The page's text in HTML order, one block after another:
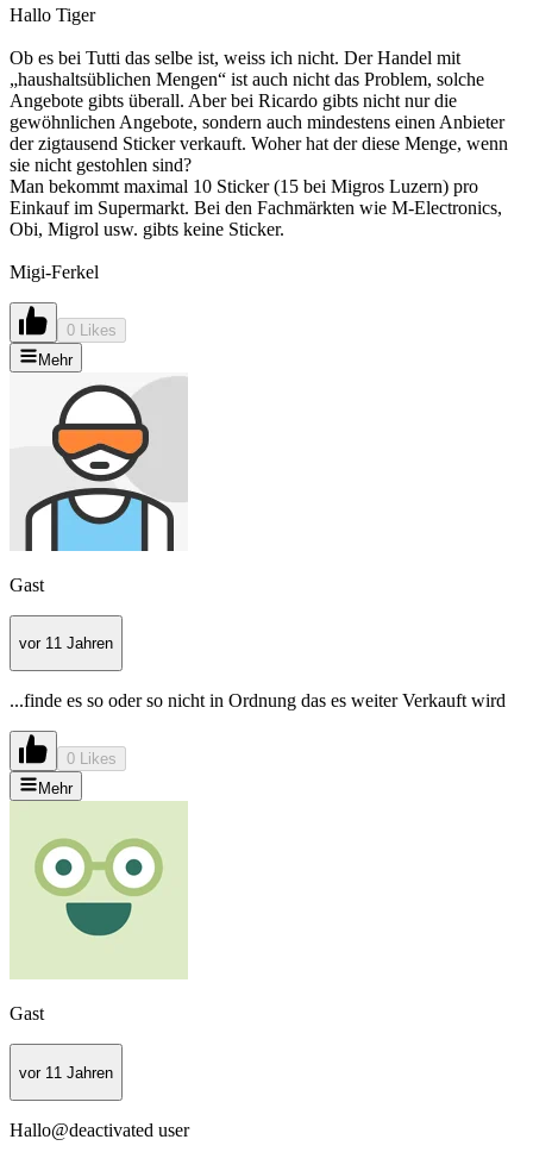
Hallo Tiger
Ob es bei Tutti das selbe ist, weiss ich nicht. Der Handel mit
„haushaltsüblichen Mengen“ ist auch nicht das Problem, solche
Angebote gibts überall. Aber bei Ricardo gibts nicht nur die
gewöhnlichen Angebote, sondern auch mindestens einen Anbieter
der zigtausend Sticker verkauft. Woher hat der diese Menge, wenn
sie nicht gestohlen sind?
Man bekommt maximal 10 Sticker (15 bei Migros Luzern) pro
Einkauf im Supermarkt. Bei den Fachmärkten wie M-Electronics,
Obi, Migrol usw. gibts keine Sticker.
Migi-Ferkel
0 Likes
Mehr
Gast
vor 11 Jahren
...finde es so oder so nicht in Ordnung das es weiter Verkauft wird
0 Likes
Mehr
Gast
vor 11 Jahren
Hallo@deactivated user